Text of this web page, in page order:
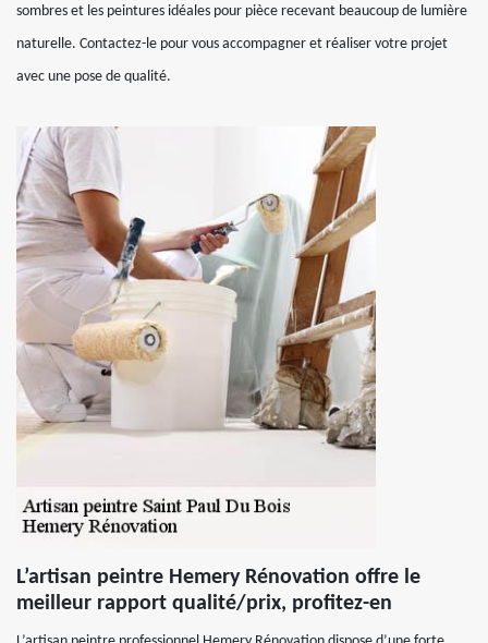
sombres et les peintures idéales pour pièce recevant beaucoup de lumière
naturelle. Contactez-le pour vous accompagner et réaliser votre projet
avec une pose de qualité.
L’artisan peintre Hemery Rénovation offre le
meilleur rapport qualité/prix, profitez-en